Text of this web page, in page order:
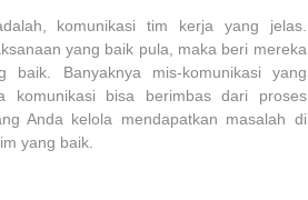
komunikasi tim kerja yang jelas.
yang baik pula, maka beri mereka
Banyaknya mis-komunikasi yang
komunikasi bisa berimbas dari proses
Anda kelola mendapatkan masalah di
yang baik.